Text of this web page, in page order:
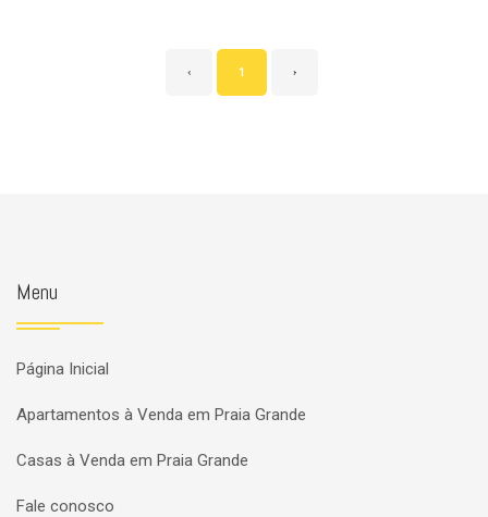
‹ 1 ›
Menu
Página Inicial
Apartamentos à Venda em Praia Grande
Casas à Venda em Praia Grande
Fale conosco